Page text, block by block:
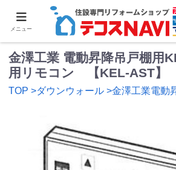
金澤工業 電動昇降吊戸棚用
用リモコン 【KEL-AST】
TOP >ダウンウォール >金澤工業電動
メニュー